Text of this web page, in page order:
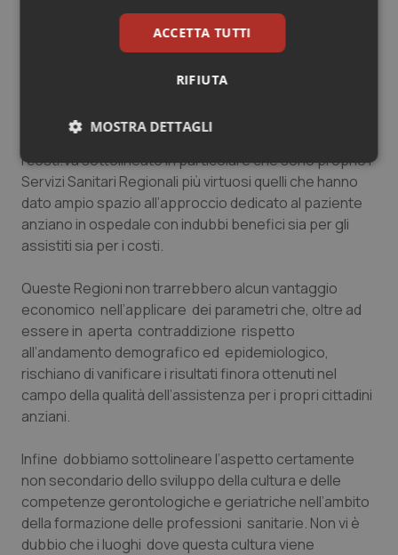
Riconversione che, al contrario, sarebbe ampiamente
giustificata sia dall’andamento demografico che da
quello epidemiologico, avrebbe un costo nullo e, in
ragione della Medicina Basata sull’Evidenza,
vedrebbero ridotti i loro esiti disabilitanti, come alle
famiglie ed alla società che della disabilità sostengono
i costi.Va sottolineato in particolare che sono proprio i
Servizi Sanitari Regionali più virtuosi quelli che hanno
dato ampio spazio all’approccio dedicato al paziente
anziano in ospedale con indubbi benefici sia per gli
assistiti sia per i costi.
Queste Regioni non trarrebbero alcun vantaggio
economico nell’applicare dei parametri che, oltre ad
essere in aperta contraddizione rispetto
all’andamento demografico ed epidemiologico,
rischiano di vanificare i risultati finora ottenuti nel
campo della qualità dell’assistenza per i propri cittadini
anziani.
Infine dobbiamo sottolineare l’aspetto certamente
non secondario dello sviluppo della cultura e delle
competenze gerontologiche e geriatriche nell’ambito
della formazione delle professioni sanitarie. Non vi è
dubbio che i luoghi dove questa cultura viene
ACCETTA TUTTI
RIFIUTA
MOSTRA DETTAGLI
Necessari Statistici Marketing
Necessari Statistici Marketing
I cookie necessari contribuiscono a rendere fruibile il
sito web abilitandone funzionalità di base quali la
navigazione sulle pagine e l'accesso alle aree
protette del sito. Il sito web non è in grado di
funzionare correttamente senza questi cookie.
Nome
Fornitore / Dominio